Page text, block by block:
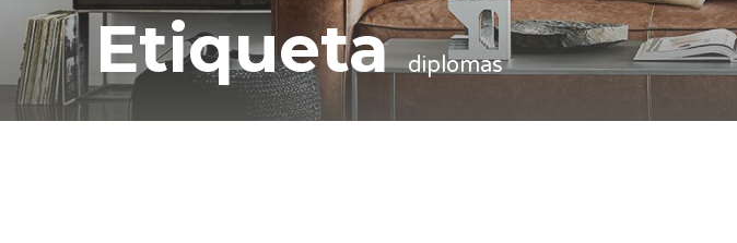
Etiquetadiplomas